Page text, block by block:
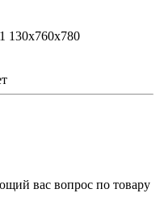
130х760х780
вас вопрос по товару